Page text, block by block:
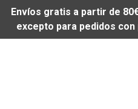
Envíos gratis a partir de
excepto para pedidos